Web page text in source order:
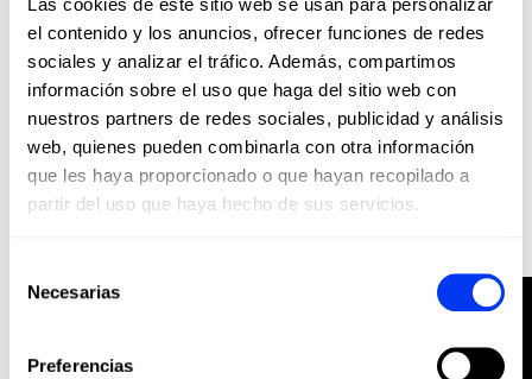
el contenido y los anuncios, ofrecer funciones de redes
sociales y analizar el tráfico. Además, compartimos
información sobre el uso que haga del sitio web con
nuestros partners de redes sociales, publicidad y análisis
web, quienes pueden combinarla con otra información
que les haya proporcionado o que hayan recopilado a
partir del uso que haya hecho de sus servicios.
Necesarias
Preferencias
añadir al carrito